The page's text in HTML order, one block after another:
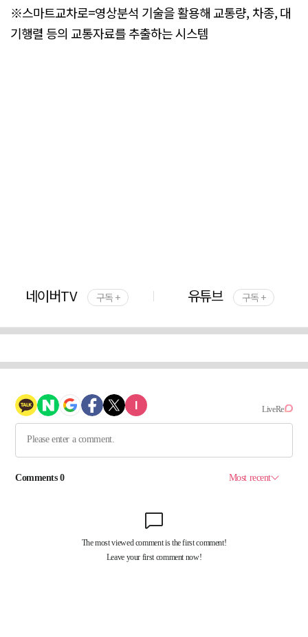
※스마트교차로=영상분석 기술을 활용해 교통량, 차종, 대
기행렬 등의 교통자료를 추출하는 시스템
네이버TV 구독 + 유튜브 구독 +